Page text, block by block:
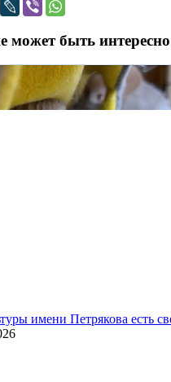
может быть интересно
имени Петрякова есть